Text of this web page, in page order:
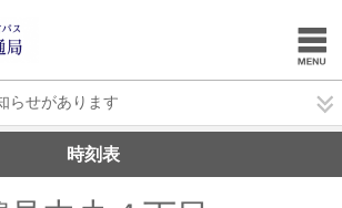
らせがあります
時刻表